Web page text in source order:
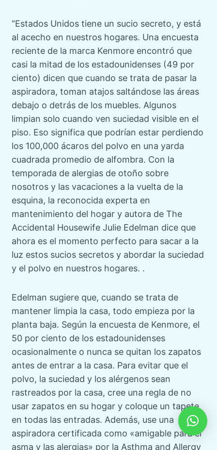
“Estados Unidos tiene un sucio secreto, y está
al acecho en nuestros hogares. Una encuesta
reciente de la marca Kenmore encontró que
casi la mitad de los estadounidenses (49 por
ciento) dicen que cuando se trata de pasar la
aspiradora, toman atajos saltándose las áreas
debajo o detrás de los muebles. Algunos
limpian solo cuando ven suciedad visible en el
piso. Eso significa que podrían estar perdiendo
los 100,000 ácaros del polvo en una yarda
cuadrada promedio de alfombra. Con la
temporada de alergias de otoño sobre
nosotros y las vacaciones a la vuelta de la
esquina, la reconocida experta en
mantenimiento del hogar y autora de The
Accidental Housewife Julie Edelman dice que
ahora es el momento perfecto para sacar a la
luz estos sucios secretos y abordar la suciedad
y el polvo en nuestros hogares. .
Edelman sugiere que, cuando se trata de
mantener limpia la casa, todo empieza por la
planta baja. Según la encuesta de Kenmore, el
50 por ciento de los estadounidenses
ocasionalmente o nunca se quitan los zapatos
antes de entrar a la casa. Para evitar que el
polvo, la suciedad y los alérgenos sean
rastreados por la casa, cree una regla de no
usar zapatos en su hogar y coloque un tapete
en todas las entradas. Además, use una
aspiradora certificada como «amigable para el
asma y las alergias» por la Asthma and Allergy